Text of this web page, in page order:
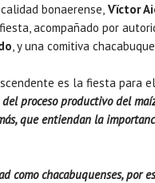
bonaerense, Vïctor
acompañado por
, y una comitiva
es la fiesta para
proceso productivo del
que entiendan la
como chacabuquenses, por